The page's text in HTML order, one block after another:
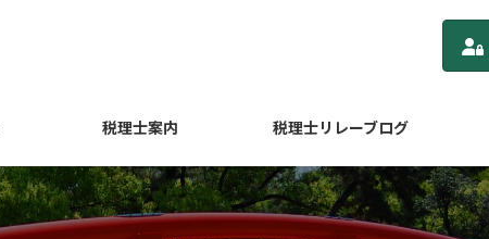
税理士案内 税理士リレーブログ